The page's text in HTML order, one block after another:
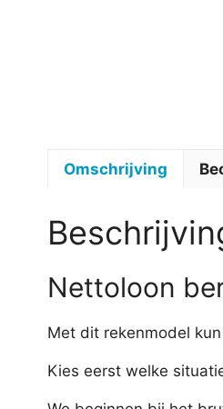
Omschrijving
Nettoloon
Met dit rekenmodel
Kies eerst welke